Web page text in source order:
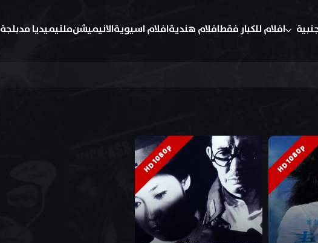
افلام للكبار فقطافلام هنديةافلام اسيويةالانيميشنملتيميديا مدبلجة
HD 1080p
HD 1080p